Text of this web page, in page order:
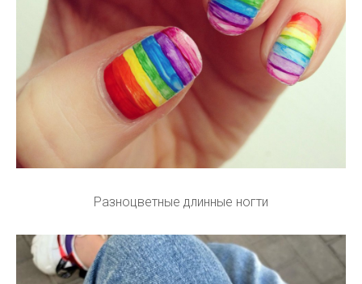
Разноцветные длинные ногти